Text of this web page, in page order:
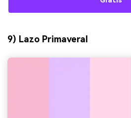
9) Lazo Primaveral